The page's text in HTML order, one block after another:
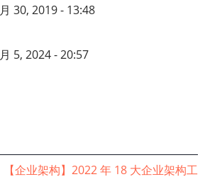
30, 2019 - 13:48
5, 2024 - 20:57
【企业架构】2022 年 18 大企业架构工